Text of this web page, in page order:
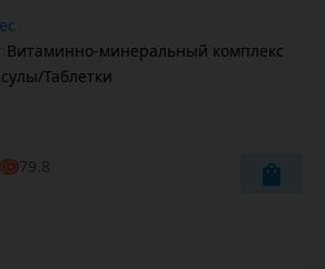
Витаминно-минеральный комплекс
Таблетки
79.8